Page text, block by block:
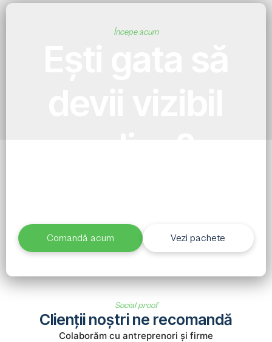
Începe acum
Comandă acum Vezi pachete
Social proof
Clienții noștri ne recomandă
Colaborăm cu antreprenori și firme